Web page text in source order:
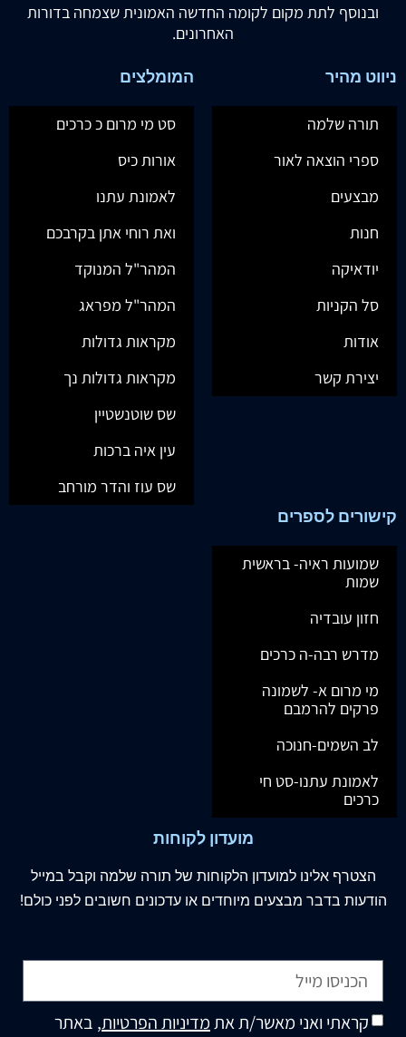
ובנוסף לתת מקום לקומה החדשה האמונית שצמחה בדורות
האחרונים.
ניווט מהיר
תורה שלמה
ספרי הוצאה לאור
מבצעים
חנות
יודאיקה
סל הקניות
אודות
יצירת קשר
המומלצים
סט מי מרום כ כרכים
אורות כיס
לאמונת עתנו
ואת רוחי אתן בקרבכם
המהר"ל המנוקד
המהר"ל מפראג
מקראות גדולות
מקראות גדולות נך
שס שוטנשטיין
עין איה ברכות
שס עוז והדר מורחב
קישורים לספרים
שמועות ראיה- בראשית
שמות
חזון עובדיה
מדרש רבה-ה כרכים
מי מרום א- לשמונה
פרקים להרמבם
לב השמים-חנוכה
לאמונת עתנו-סט חי
כרכים
מועדון לקוחות
הצטרף אלינו למועדון הלקוחות של תורה שלמה וקבל במייל
הודעות בדבר מבצעים מיוחדים או עדכונים חשובים לפני כולם!
קראתי ואני מאשר/ת אתמדיניות הפרטיות, באתר